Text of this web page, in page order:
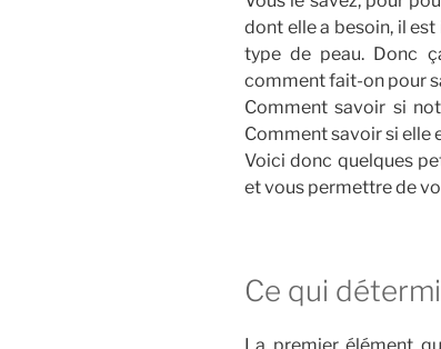
dont elle a besoin, il
type de peau. Donc
comment fait-on pour
Comment savoir si
Comment savoir si elle
Voici donc quelques
et vous permettre de
Ce qui